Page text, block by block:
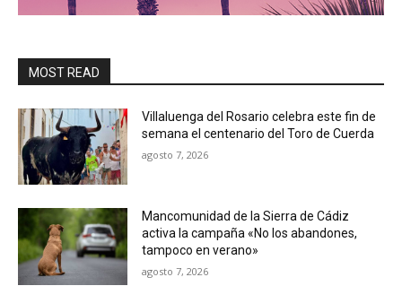
MOST READ
Villaluenga del Rosario celebra este fin de
semana el centenario del Toro de Cuerda
agosto 7, 2026
Mancomunidad de la Sierra de Cádiz
activa la campaña «No los abandones,
tampoco en verano»
agosto 7, 2026